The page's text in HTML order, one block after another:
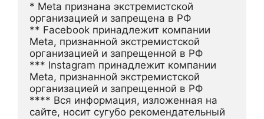
* Meta признана экстремистской
организацией и запрещена в РФ
** Facebook принадлежит компании
Meta, признанной экстремистской
организацией и запрещенной в РФ
*** Instagram принадлежит компании
Meta, признанной экстремистской
организацией и запрещенной в РФ
**** Вся информация, изложенная на
сайте, носит сугубо рекомендательный